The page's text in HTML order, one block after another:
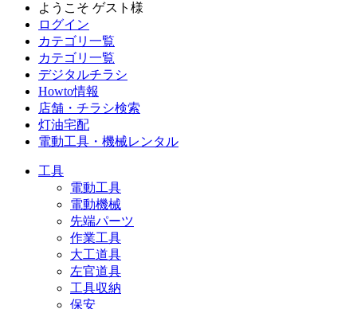
ようこそ ゲスト様
ログイン
カテゴリ一覧
カテゴリ一覧
デジタルチラシ
Howto情報
店舗・チラシ検索
灯油宅配
電動工具・機械レンタル
工具
電動工具
電動機械
先端パーツ
作業工具
大工道具
左官道具
工具収納
保安